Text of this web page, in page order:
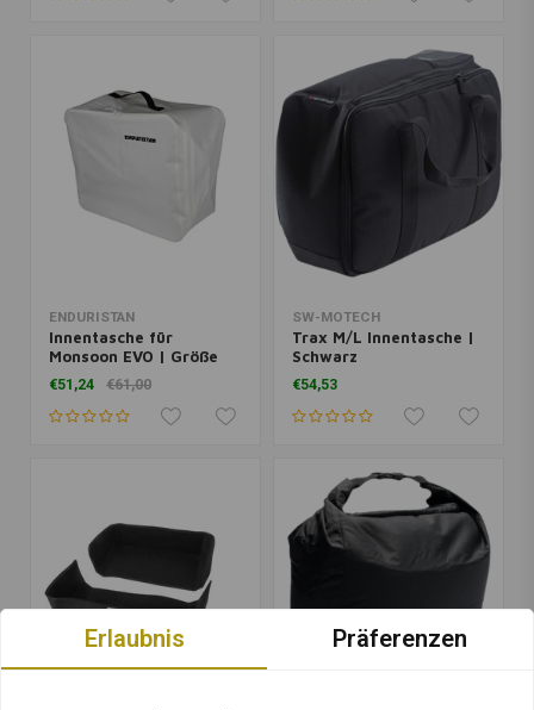
ENDURISTAN
Innentasche für
Monsoon EVO | Größe
Auswählen
€51,24 €61,00
SW-MOTECH
Trax M/L Innentasche |
Schwarz
€54,53
Erlaubnis Präferenzen